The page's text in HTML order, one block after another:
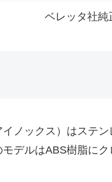
ベレッタ社純
ノックス）はステン
デルはABS樹脂に